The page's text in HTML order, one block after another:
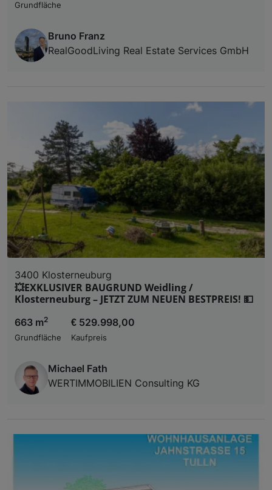
Grundfläche
Bruno Franz
RealGoodLiving Real Estate Services GmbH
3400 Klosterneuburg
💥EXKLUSIVER BAUGRUND Weidling /
Klosterneuburg – JETZT ZUM NEUEN BESTPREIS! 💵
663 m2
Grundfläche
€ 529.998,00
Kaufpreis
Michael Fath
WERTIMMOBILIEN Consulting KG